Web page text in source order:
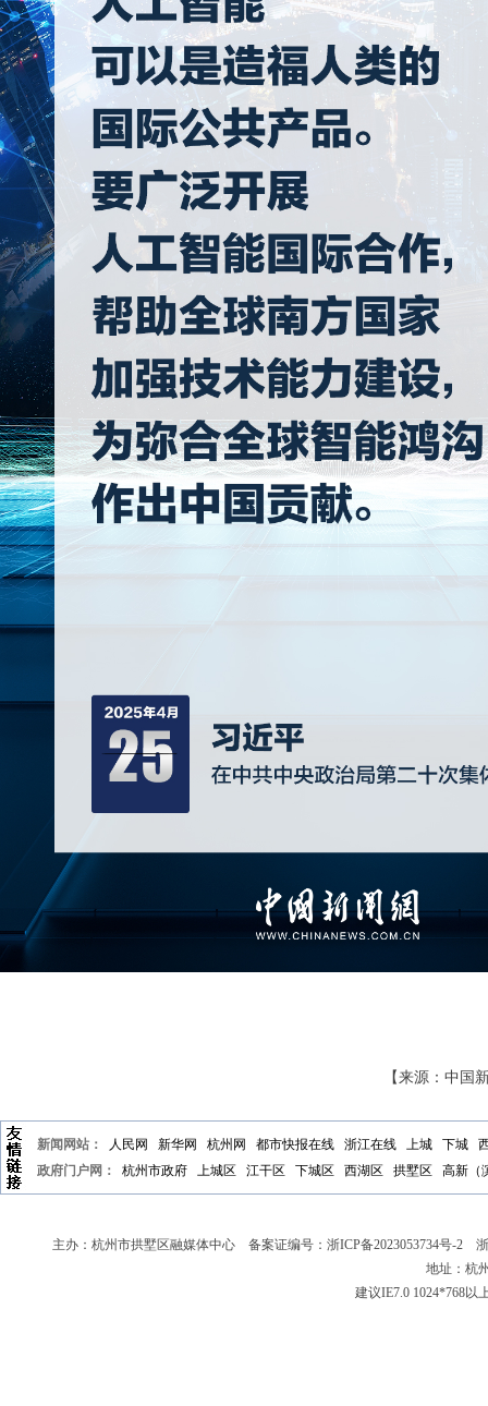
【来源：中国
新闻网站： 人民网 新华网 杭州网 都市快报在线 浙江在线 上城 下城
政府门户网：
杭州市政府 上城区 江干区 下城区 西湖区 拱墅区 高新（
主办：杭州市拱墅区融媒体中心 备案证编号： 浙ICP备2023053734号-2 浙
地址：杭
建议IE7.0 1024*768